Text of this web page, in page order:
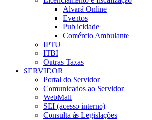
Alvará Online
Eventos
Publicidade
Comércio Ambulante
IPTU
ITBI
Outras Taxas
SERVIDOR
Portal do Servidor
Comunicados ao Servidor
WebMail
SEI (acesso interno)
Consulta às Legislações